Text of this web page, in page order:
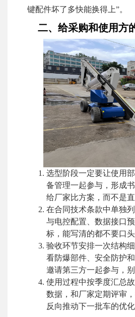
键配件坏了多快能换得上”。
二、给采购和使用方
选型阶段一定要让使用
备管理一起参与，形成
给厂家比方案，而不是直
在合同技术条款中单独
与电控配置、数据接口
标，能写清的都不要口头
验收环节安排一次结构
看防爆部件、安全防护
邀请第三方一起参与，
使用过程中按季度汇总
数据，和厂家定期评审
反向推动下一批车的优化